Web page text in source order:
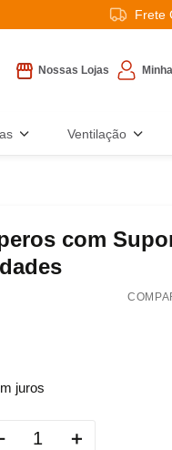
Frete
Nossas Lojas
Ventilação
com
juros
＋